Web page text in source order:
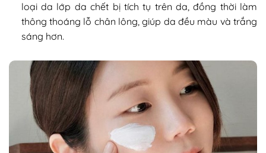
loại da lớp da chết bị tích tụ trên da, đồng thời làm
thông thoáng lỗ chân lông, giúp da đều màu và trắng
sáng hơn.